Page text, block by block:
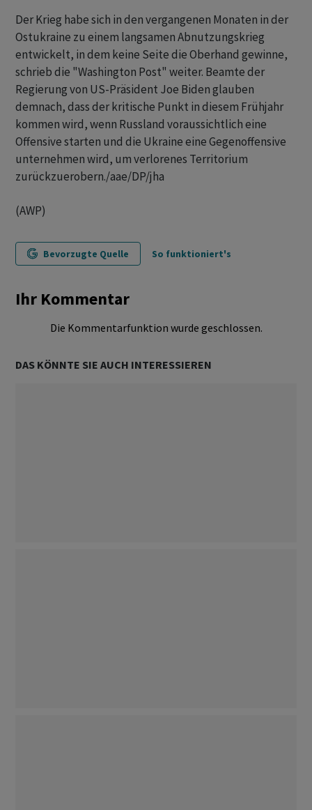
Der Krieg habe sich in den vergangenen Monaten in der
Ostukraine zu einem langsamen Abnutzungskrieg
entwickelt, in dem keine Seite die Oberhand gewinne,
schrieb die "Washington Post" weiter. Beamte der
Regierung von US-Präsident Joe Biden glauben
demnach, dass der kritische Punkt in diesem Frühjahr
kommen wird, wenn Russland voraussichtlich eine
Offensive starten und die Ukraine eine Gegenoffensive
unternehmen wird, um verlorenes Territorium
zurückzuerobern./aae/DP/jha
(AWP)
Bevorzugte Quelle So funktioniert's
Ihr Kommentar
Die Kommentarfunktion wurde geschlossen.
DAS KÖNNTE SIE AUCH INTERESSIEREN